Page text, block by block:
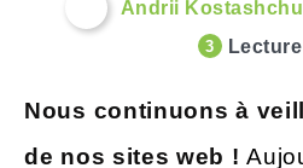
Andrii
3
Nous continuons à
de nos sites web !